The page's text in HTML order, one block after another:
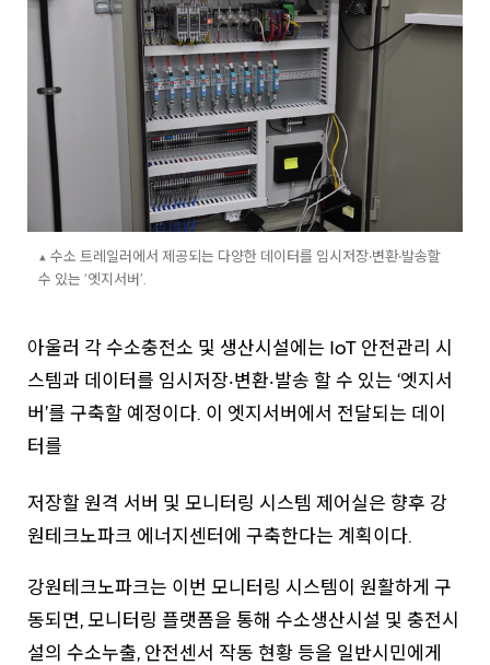
▲ 수소 트레일러에서 제공되는 다양한 데이터를 임시저장‧변환‧발송할
수 있는 ‘엣지서버’.
아울러 각 수소충전소 및 생산시설에는 IoT 안전관리 시
스템과 데이터를 임시저장‧변환‧발송 할 수 있는 ‘엣지서
버’를 구축할 예정이다. 이 엣지서버에서 전달되는 데이
터를
저장할 원격 서버 및 모니터링 시스템 제어실은 향후 강
원테크노파크 에너지센터에 구축한다는 계획이다.
강원테크노파크는 이번 모니터링 시스템이 원활하게 구
동되면, 모니터링 플랫폼을 통해 수소생산시설 및 충전시
설의 수소누출, 안전센서 작동 현황 등을 일반시민에게